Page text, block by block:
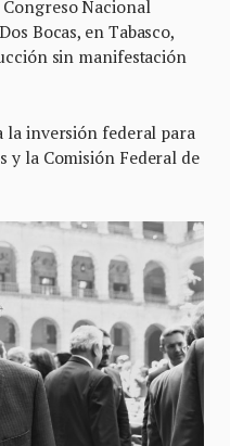
Nacional
Bocas, en Tabasco,
sin manifestación
la inversión federal para
y la Comisión Federal de